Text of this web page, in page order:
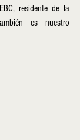
residente de la
es nuestro